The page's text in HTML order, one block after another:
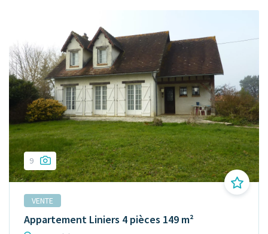
9
VENTE
Appartement Liniers 4 pièces 149 m²